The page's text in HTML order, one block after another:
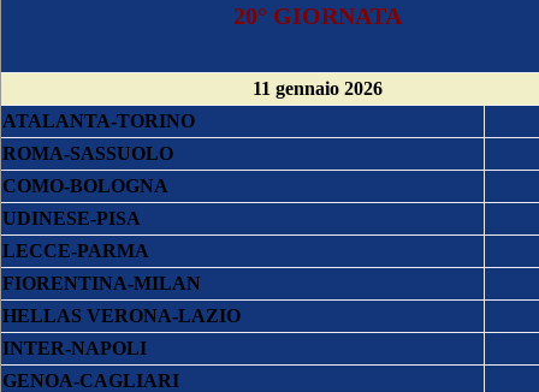
20° GIORNATA
11 gennaio 2026
ATALANTA-TORINO
ROMA-SASSUOLO
COMO-BOLOGNA
UDINESE-PISA
LECCE-PARMA
FIORENTINA-MILAN
HELLAS VERONA-LAZIO
INTER-NAPOLI
GENOA-CAGLIARI